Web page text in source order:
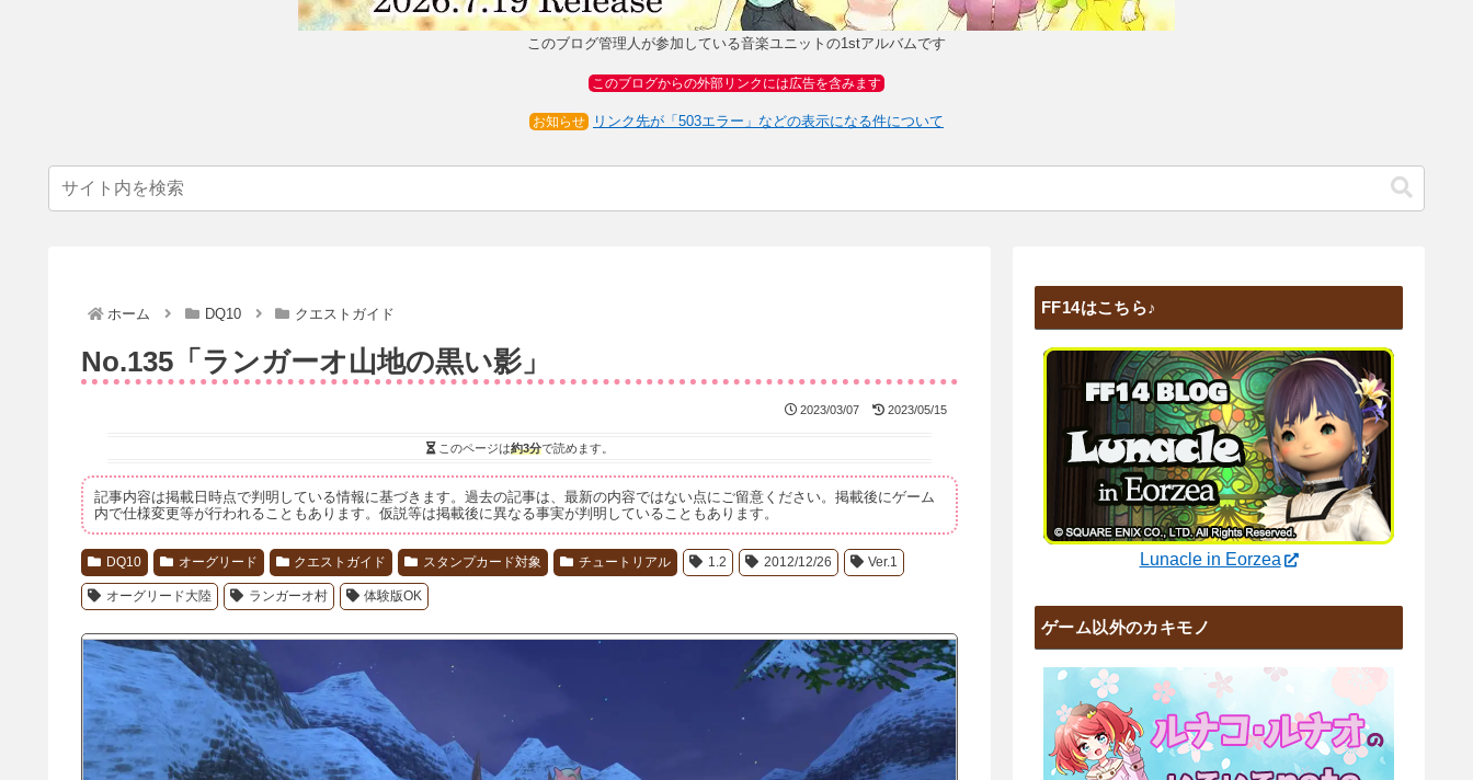
このブログ管理人が参加している音楽ユニットの1stアルバムです
このブログからの外部リンクには広告を含みます
お知らせ リンク先が「503エラー」などの表示になる件について
ホーム DQ10 クエストガイド
No.135「ランガーオ山地の黒い影」
2023/03/07 2023/05/15
このページは約3分で読めます。
記事内容は掲載日時点で判明している情報に基づきます。過去の記事は、最新の内容ではない点にご留意ください。掲載後にゲーム
内で仕様変更等が行われることもあります。仮説等は掲載後に異なる事実が判明していることもあります。
DQ10 オーグリード クエストガイド スタンプカード対象 チュートリアル 1.2 2012/12/26 Ver.1
オーグリード大陸 ランガーオ村 体験版OK
FF14はこちら♪
Lunacle in Eorzea
ゲーム以外のカキモノ